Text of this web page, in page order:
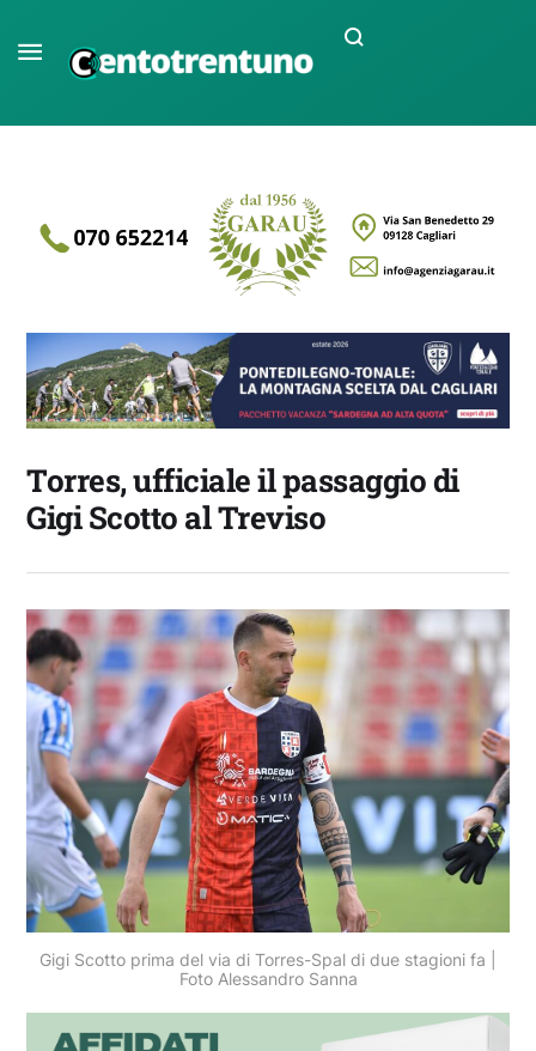
Torres, ufficiale il passaggio di
Gigi Scotto al Treviso
Gigi Scotto prima del via di Torres-Spal di due stagioni fa |
Foto Alessandro Sanna